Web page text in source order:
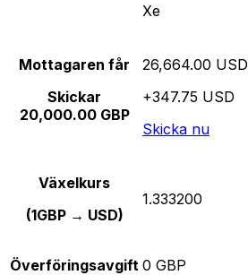
Xe
Mottagaren får
Skickar
20,000.00 GBP
26,664.00 USD
+347.75 USD
Skicka nu
Växelkurs
(1GBP → USD)
1.333200
Överföringsavgift 0 GBP